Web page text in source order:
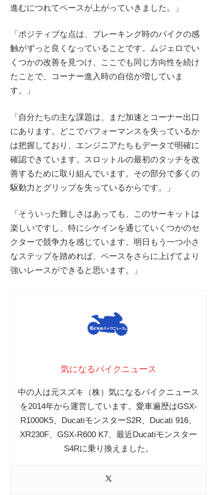
進むにつれてペースが上がっていきました。」
「ポジティブな点は、ブレーキング時のバイクの感
触がずっと良くなっていることです。ムジェロでい
くつかの改善を見つけ、ここでも同じ方向性を続け
たことで、コーナー進入時の自信が増していま
す。」
「自分たちの主な課題は、まだ加速とコーナー出口
にあります。どこでパフォーマンスを失っているか
は把握しており、エンジニアたちもデータで明確に
確認できています。スロットルの最初のタッチを改
善するために取り組んでいます。その部分で多くの
駆動力とグリップを失っているからです。」
「そういった難しさはあっても、このサーキットは
楽しいですし、特にシケインを通じていくつかのセ
クターで競争力を感じています。明日もう一つ小さ
なステップを踏めれば、ペースをさらに上げてより
強いレースができると思います。」
気になるバイクニュース
中の人は元スズキ（株）気になるバイクニュース
を2014年から運営しています。愛車遍歴はGSX-
R1000K5、DucatiモンスターS2R、Ducati 916、
XR230F、GSX-R600 K7、最近Ducatiモンスター
S4Rに乗り換えました。